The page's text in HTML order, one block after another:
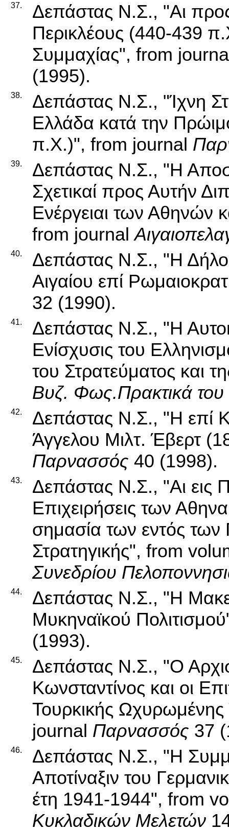
37.
Δεπάστας Ν.Σ., "Αι
Περικλέους (440-439
Συμμαχίας", from
(1995).
38.
Δεπάστας Ν.Σ., "Ίχνη
Ελλάδα κατά την
π.Χ.)", from journal
39.
Δεπάστας Ν.Σ., "Η
Σχετικαί προς Αυτήν
Ενέργειαι των Αθηνών
from journal
40.
Δεπάστας Ν.Σ., "Η
Αιγαίου επί
32 (1990).
41.
Δεπάστας Ν.Σ., "Η
Ενίσχυσις του
του Στρατεύματος και
Βυζ. Φως.Πρακτικά του
42.
Δεπάστας Ν.Σ., "Η επί
Άγγελου Μιλτ. Έβερτ
Παρνασσός 40 (1998).
43.
Δεπάστας Ν.Σ., "Αι εις
Επιχειρήσεις των
σημασία των εντός των
Στρατηγικής", from
Συνεδρίου
44.
Δεπάστας Ν.Σ., "Η
Μυκηναϊκού
(1993).
45.
Δεπάστας Ν.Σ., "Ο
Κωνσταντίνος και οι
Τουρκικής
journal Παρνασσός 37
46.
Δεπάστας Ν.Σ., "Η
Αποτίναξιν του
έτη 1941-1944", from
Κυκλαδικών Μελετών